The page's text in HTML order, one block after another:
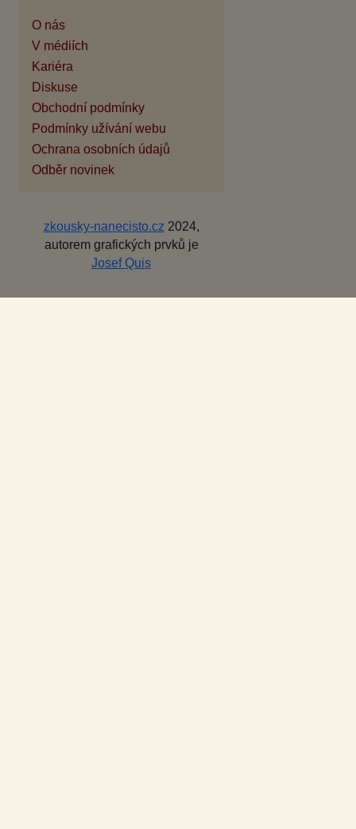
O nás
V médiích
Kariéra
Diskuse
Obchodní podmínky
Podmínky užívání webu
Ochrana osobních údajů
Odběr novinek
zkousky-nanecisto.cz 2024,
autorem grafických prvků je
Josef Quis